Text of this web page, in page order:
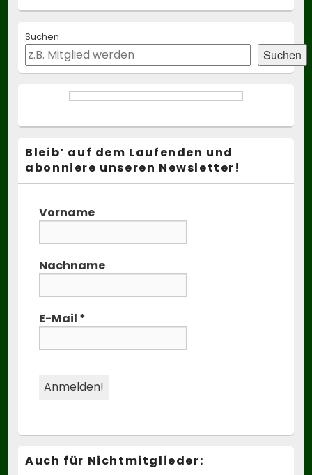
Sidebar
Widget
Area
Suchen
Suchen
Bleib‘ auf dem Laufenden und
abonniere unseren Newsletter!
Vorname
Nachname
E-Mail *
Auch für Nichtmitglieder: